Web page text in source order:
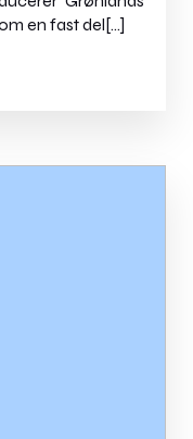
en fast del[…]